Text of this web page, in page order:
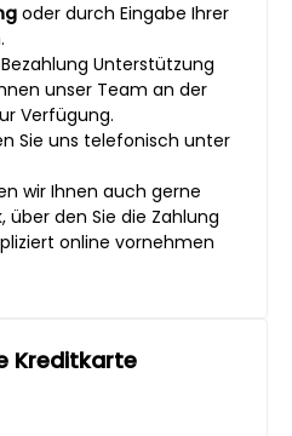
oder durch Eingabe Ihrer
Unterstützung
unser Team an der
Verfügung.
Sie uns telefonisch unter
wir Ihnen auch gerne
über den Sie die Zahlung
online vornehmen
Kreditkarte